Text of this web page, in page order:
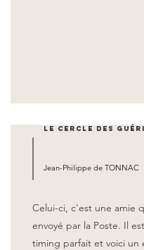
Le cercle des
Jean-Philippe de TONNAC
Celui-ci, c'est une amie
envoyé par la Poste. Il
timing parfait et voici un